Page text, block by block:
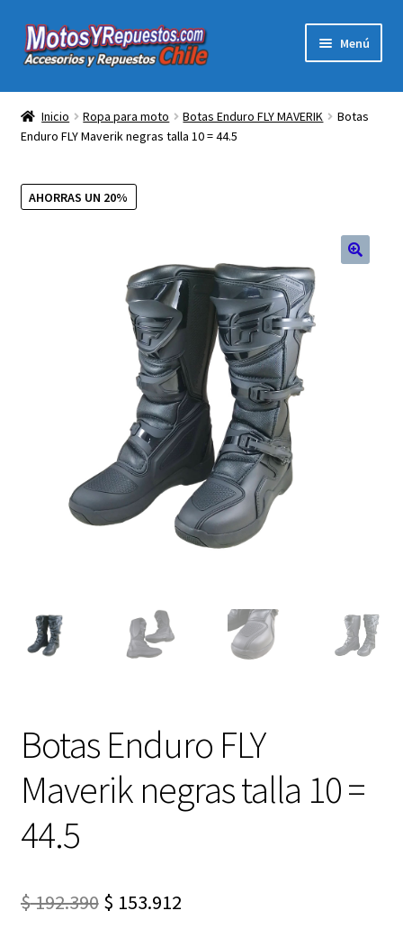
Ir
a
Ir
al
Menú
Acc y Rep Motocross Enduro
el
Electronica Para Motos
Repuestos Para Motos
Herramientas Para Taller
Ropa para Motociclistas
Tienda Física Motosyrepuestos
FAQ Preguntas Frecuentes
Inicio Ropa para moto Botas Enduro FLY MAVERIK
Botas
Enduro FLY Maverik negras talla 10 = 44.5
AHORRAS UN 20%
Botas Enduro FLY
Maverik negras talla 10 =
44.5
$192.390 El
$ 153.912El